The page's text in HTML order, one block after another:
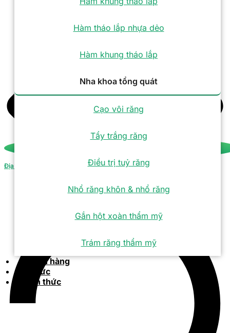
Hàm tháo lắp nhựa dẻo
Hàm khung tháo lắp
Nha khoa tổng quát
Cạo vôi răng
Tẩy trắng răng
Điều trị tuỷ răng
Nhổ răng khôn & nhổ răng
Gắn hột xoàn thẩm mỹ
Trám răng thẩm mỹ
Khách hàng
Tin tức
Kiến thức
Địa chỉ